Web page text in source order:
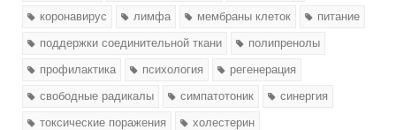
коронавирус
лимфа мембраны клеток
питание
поддержки соединительной ткани
полипренолы
профилактика
психология
регенерация
свободные радикалы
симпатотоник
синергия
токсические поражения
холестерин